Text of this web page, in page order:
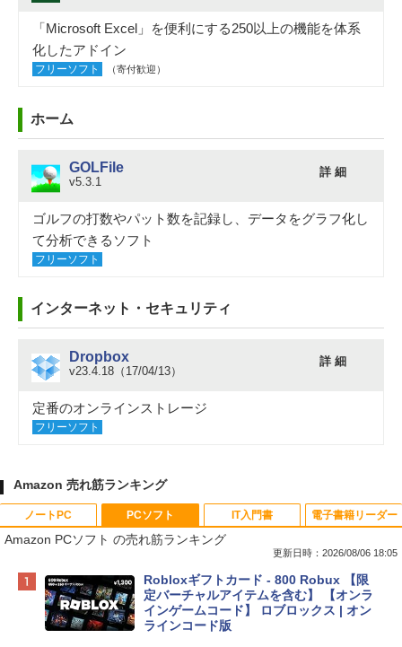
「Microsoft Excel」を便利にする250以上の機能を体系
化したアドイン
フリーソフト （寄付歓迎）
ホーム
GOLFile
v5.3.1
詳 細
ゴルフの打数やパット数を記録し、データをグラフ化し
て分析できるソフト
フリーソフト
インターネット・セキュリティ
Dropbox
v23.4.18（17/04/13）
詳 細
定番のオンラインストレージ
フリーソフト
Amazon 売れ筋ランキング
ノートPC
Apple 2026 MacBook Neo A18 Proチッ
プ搭載13インチノートブック：AIとAppl
e Intelligenceのために設計、Liquid Ret
inaディスプレイ、8GBユニファイドメモ
PCソフト
Amazon PCソフト の売れ筋ランキング
更新日時：2026/08/06 18:05
Robloxギフトカード - 800 Robux 【限
定バーチャルアイテムを含む】 【オンラ
インゲームコード】 ロブロックス | オン
ラインコード版
IT入門書 電子書籍リーダー